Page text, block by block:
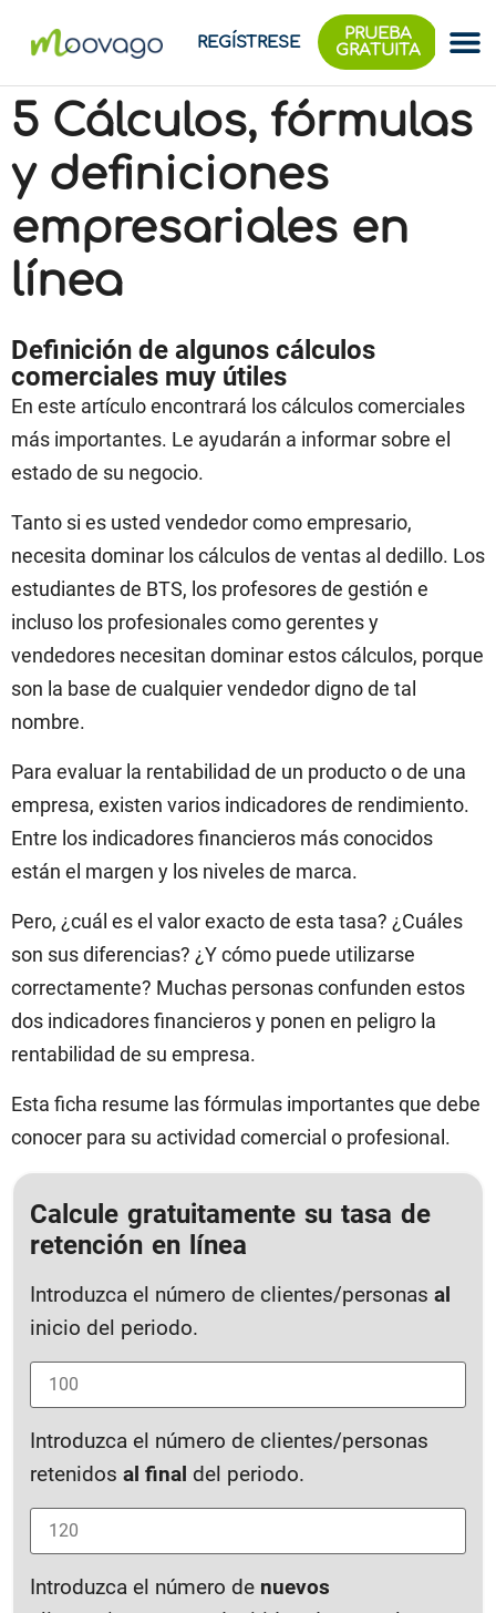
REGÍSTRESE
PRUEBA
GRATUITA
5 Cálculos, fórmulas
y definiciones
empresariales en
línea
Definición de algunos cálculos
comerciales muy útiles
En este artículo encontrará los cálculos comerciales
más importantes. Le ayudarán a informar sobre el
estado de su negocio.
Tanto si es usted vendedor como empresario,
necesita dominar los cálculos de ventas al dedillo. Los
estudiantes de BTS, los profesores de gestión e
incluso los profesionales como gerentes y
vendedores necesitan dominar estos cálculos, porque
son la base de cualquier vendedor digno de tal
nombre.
Para evaluar la rentabilidad de un producto o de una
empresa, existen varios indicadores de rendimiento.
Entre los indicadores financieros más conocidos
están el margen y los niveles de marca.
Pero, ¿cuál es el valor exacto de esta tasa? ¿Cuáles
son sus diferencias? ¿Y cómo puede utilizarse
correctamente? Muchas personas confunden estos
dos indicadores financieros y ponen en peligro la
rentabilidad de su empresa.
Esta ficha resume las fórmulas importantes que debe
conocer para su actividad comercial o profesional.
Calcule gratuitamente su tasa de
retención en línea
Introduzca el número de clientes/personas al
inicio del periodo.
Introduzca el número de clientes/personas
retenidos al final del periodo.
Introduzca el número de nuevos